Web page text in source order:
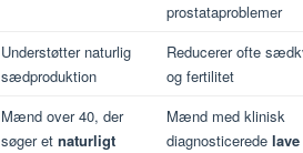
prostataproblemer
Understøtter naturlig
sædproduktion
Reducerer ofte
og fertilitet
Mænd over 40, der
søger et naturligt
Mænd med klinisk
diagnosticerede lave